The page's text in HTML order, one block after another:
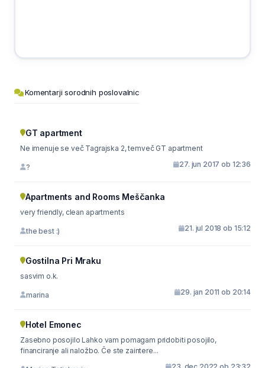
Komentarji sorodnih poslovalnic
GT apartment
Ne imenuje se več Tagrajska 2, temveč GT apartment
? 27. jun 2017 ob 12:36
Apartments and Rooms Meščanka
very friendly, clean apartments
the best :) 21. jul 2018 ob 15:12
Gostilna Pri Mraku
sasvim o.k.
marina 29. jan 2011 ob 20:14
Hotel Emonec
Zasebno posojilo Lahko vam pomagam pridobiti posojilo,
financiranje ali naložbo. Če ste zaintere...